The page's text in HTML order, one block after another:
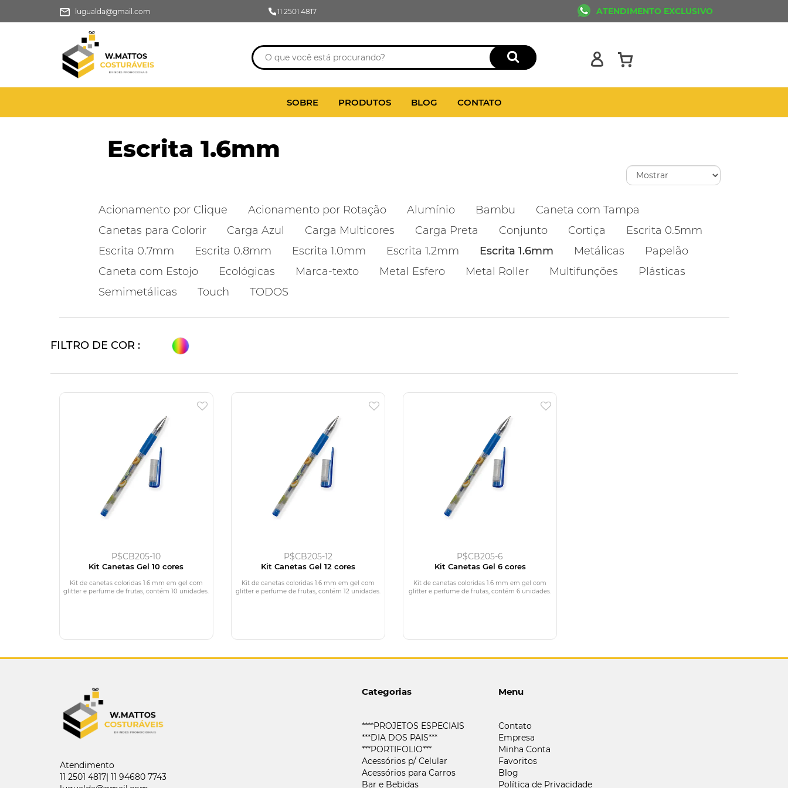
lugualda@gmail.com 11 2501 4817 ATENDIMENTO EXCLUSIVO
SOBRE PRODUTOS BLOG CONTATO
Escrita 1.6mm
Acionamento por Clique Acionamento por Rotação Alumínio Bambu
Caneta com Tampa
Canetas para Colorir
Carga Azul Carga Multicores Carga Preta Conjunto Cortiça
Escrita 0.5mm
Escrita 0.7mm
Escrita 0.8mm Escrita 1.0mm Escrita 1.2mm Escrita 1.6mm Metálicas
Papelão
Caneta com Estojo
Ecológicas Marca-texto Metal Esfero Metal Roller Multifunções
Plásticas
Semimetálicas
Touch TODOS
FILTRO DE COR :
P$CB205-10
Kit Canetas Gel 10 cores
Kit de canetas coloridas 1.6 mm em gel com
glitter e perfume de frutas, contém 10 unidades.
P$CB205-12
Kit Canetas Gel 12 cores
Kit de canetas coloridas 1.6 mm em gel com
glitter e perfume de frutas, contém 12 unidades.
P$CB205-6
Kit Canetas Gel 6 cores
Kit de canetas coloridas 1.6 mm em gel com
glitter e perfume de frutas, contém 6 unidades.
Atendimento
11 2501 4817| 11 94680 7743
Categorias
****PROJETOS ESPECIAIS
***DIA DOS PAIS***
***PORTIFOLIO***
Acessórios p/ Celular
Acessórios para Carros
Bar e Bebidas
Menu
Contato
Empresa
Minha Conta
Favoritos
Blog
Política de Privacidade